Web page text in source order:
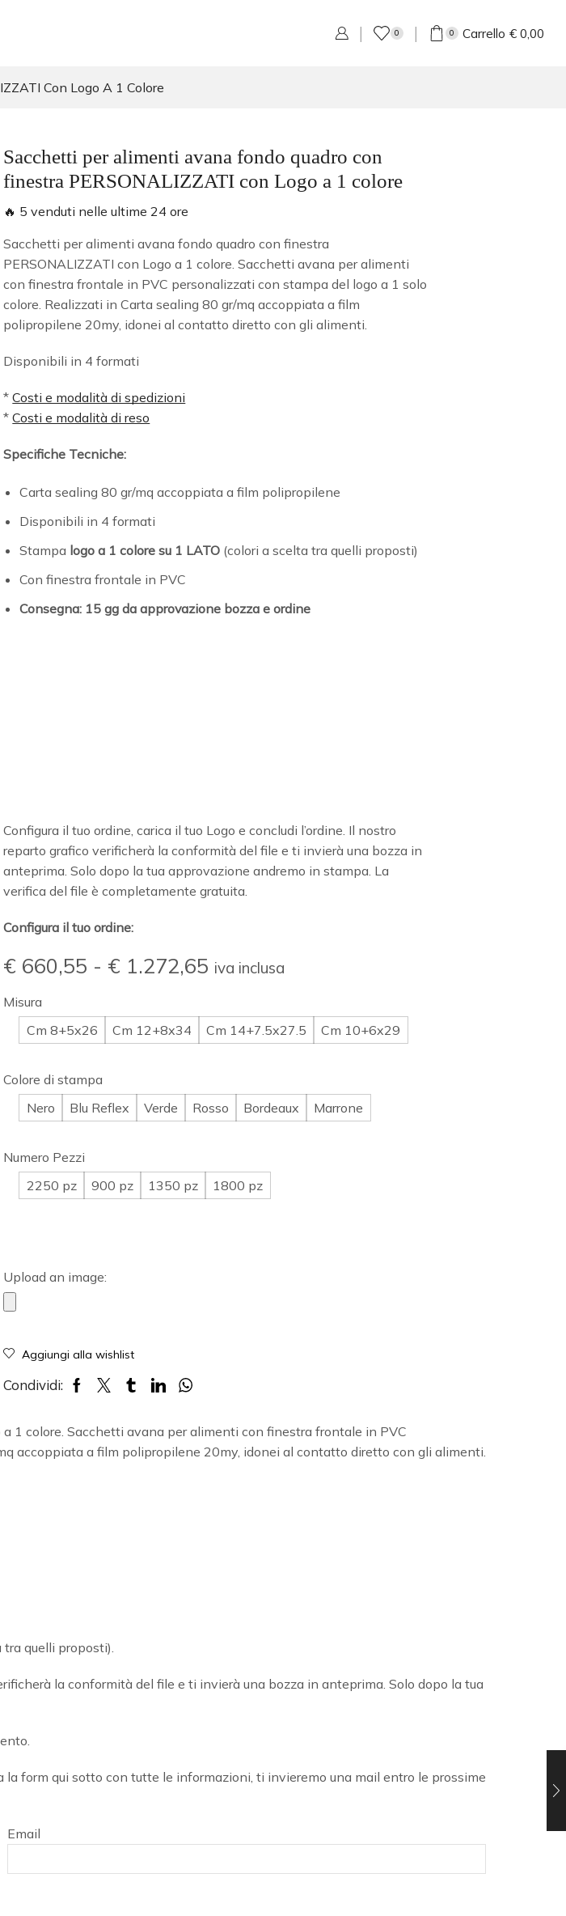
0 0 Carrello € 0,00
Con Logo A 1 Colore
Sacchetti per alimenti avana fondo quadro con
finestra PERSONALIZZATI con Logo a 1 colore
🔥 5 venduti nelle ultime 24 ore
Sacchetti per alimenti avana fondo quadro con finestra
PERSONALIZZATI con Logo a 1 colore. Sacchetti avana per alimenti
con finestra frontale in PVC personalizzati con stampa del logo a 1 solo
colore. Realizzati in Carta sealing 80 gr/mq accoppiata a film
polipropilene 20my, idonei al contatto diretto con gli alimenti.
Disponibili in 4 formati
*Costi e modalità di spedizioni
*Costi e modalità di reso
Specifiche Tecniche:
Carta sealing 80 gr/mq accoppiata a film polipropilene
Disponibili in 4 formati
Stampa logo a 1 colore su 1 LATO (colori a scelta tra quelli proposti)
Con finestra frontale in PVC
Consegna: 15 gg da approvazione bozza e ordine
Configura il tuo ordine, carica il tuo Logo e concludi l’ordine. Il nostro
reparto grafico verificherà la conformità del file e ti invierà una bozza in
anteprima. Solo dopo la tua approvazione andremo in stampa. La
verifica del file è completamente gratuita.
Configura il tuo ordine:
€ 660,55 - € 1.272,65 iva inclusa
Misura
Cm 8+5x26
Cm 12+8x34 Cm 14+7.5x27.5 Cm 10+6x29
Colore di stampa
Nero
Blu Reflex Verde Rosso Bordeaux Marrone
Numero Pezzi
2250 pz
900 pz 1350 pz 1800 pz
Upload an image:
Aggiungi alla wishlist
Condividi:
1 colore. Sacchetti avana per alimenti con finestra frontale in PVC
accoppiata a film polipropilene 20my, idonei al contatto diretto con gli alimenti.
quelli proposti).
la conformità del file e ti invierà una bozza in anteprima. Solo dopo la tua
form qui sotto con tutte le informazioni, ti invieremo una mail entro le prossime
Email